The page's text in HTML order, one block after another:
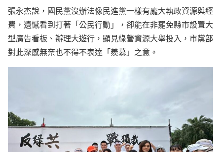
張永杰說，國民黨沒辦法像民進黨一樣有龐大執政資源與經
費，遺憾看到打著「公民行動」，卻能在非罷免縣市設置大
型廣告看板、辦理大遊行，顯見綠營資源大舉投入，市黨部
對此深感無奈也不得不表達「羨慕」之意。